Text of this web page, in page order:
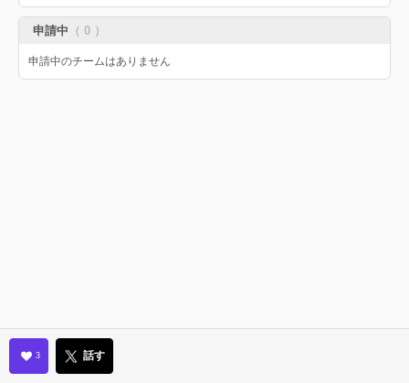
申請中 （ 0 ）
申請中のチームはありません
3 話す